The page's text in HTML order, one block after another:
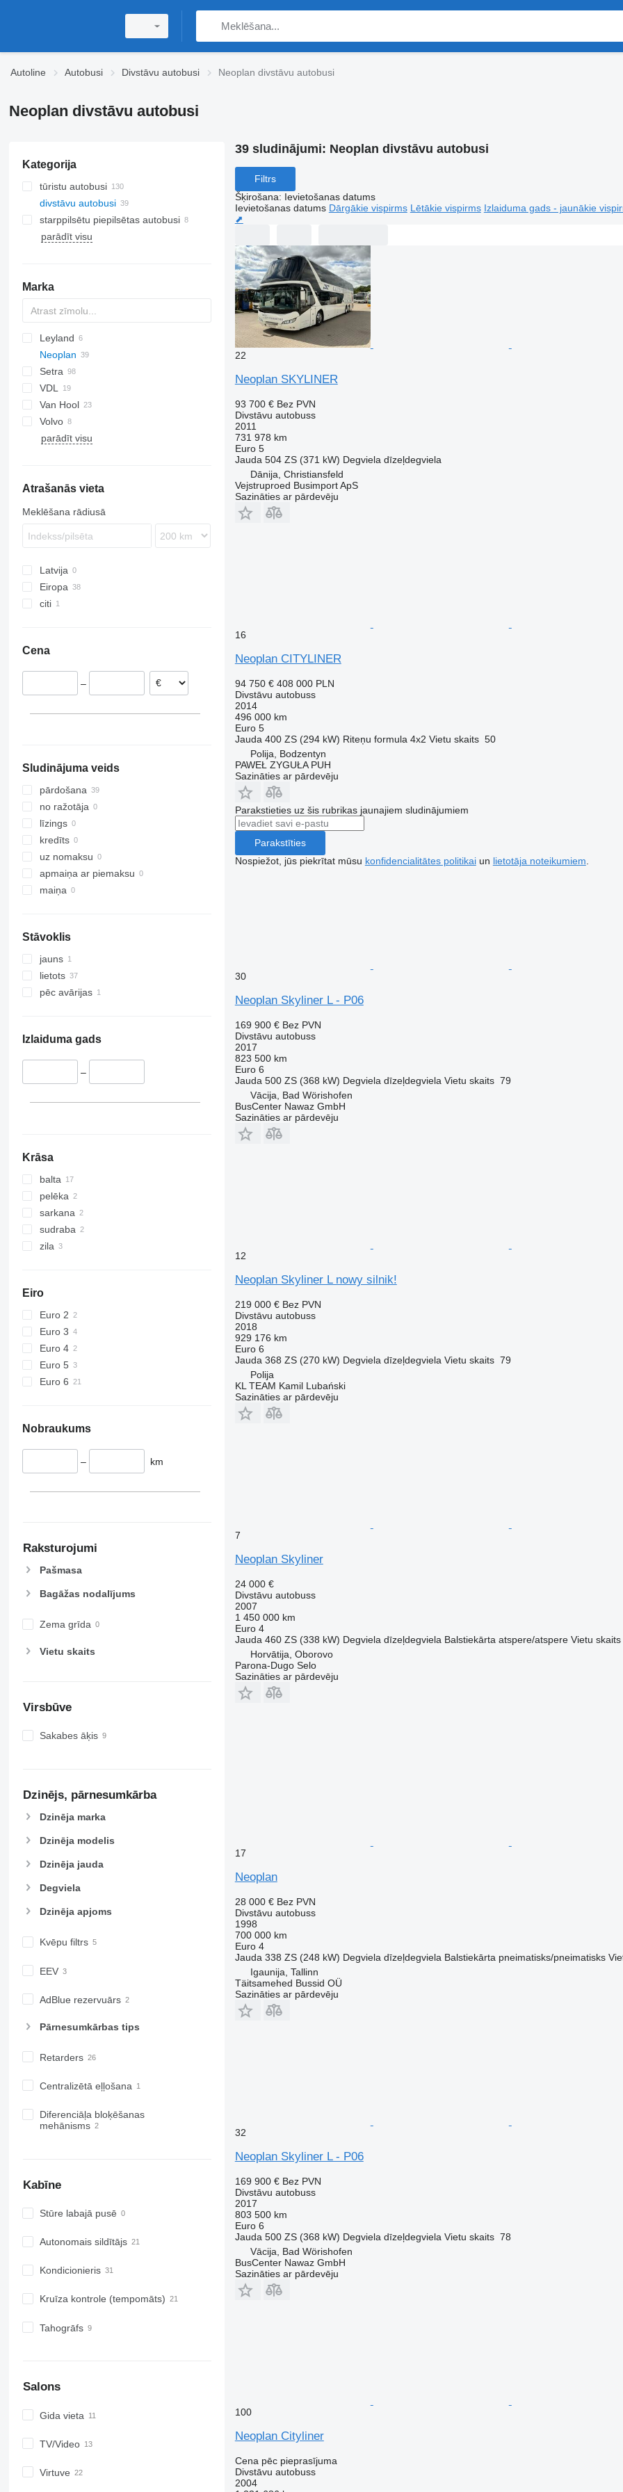
Autoline Autobusi Divstāvu autobusi Neoplan divstāvu autobusi
Neoplan divstāvu autobusi
Kategorija
tūristu autobusi
divstāvu autobusi
starppilsētu piepilsētas autobusi
parādīt visu
Marka
KLQ
Leyland
A-series
Neoplan
Cityliner
Megaliner
Skyliner
Skyliner L
Skyliner P
Setra
S-series
TopClass
Axial
VDL
Futura
Van Hool
Astromega
T-series
Volvo
B-series
ZK
parādīt visu
Atrašanās vieta
Meklēšana rādiusā
Latvija
Eiropa
Beļģija
Somija
citi
Cena
–
Sludinājuma veids
pārdošana
no ražotāja
līzings
kredīts
uz nomaksu
apmaiņa ar piemaksu
maiņa
Stāvoklis
jauns
lietots
pēc avārijas
Izlaiduma gads
–
Krāsa
balta
pelēka
sarkana
sudraba
zila
Eiro
Euro 2
Euro 3
Euro 4
Euro 5
Euro 6
Nobraukums
– km
Raksturojumi
Pašmasa
Bagāžas nodalījums
Zema grīda
Vietu skaits
Virsbūve
Sakabes āķis
Dzinējs, pārnesumkārba
Dzinēja marka
Dzinēja modelis
Dzinēja jauda
Degviela
Dzinēja apjoms
Kvēpu filtrs
EEV
AdBlue rezervuārs
Pārnesumkārbas tips
Retarders
Centralizētā eļļošana
Diferenciāļa bloķēšanas
mehānisms
Kabīne
Stūre labajā pusē
Autonomais sildītājs
Kondicionieris
Kruīza kontrole (tempomāts)
Tahogrāfs
Salons
Gida vieta
TV/Video
Virtuve
39 sludinājumi: Neoplan divstāvu autobusi
Filtrs
Šķirošana: Ievietošanas datums
Ievietošanas datums Dārgākie vispirms Lētākie vispirms Izlaiduma gads - jaunākie
⬈
22
Neoplan SKYLINER
93 700 € Bez PVN
Divstāvu autobuss
2011
731 978 km
Euro 5
Jauda 504 ZS (371 kW) Degviela dīzeļdegviela
Dānija, Christiansfeld
Vejstruproed Busimport ApS
Sazināties ar pārdevēju
16
Neoplan CITYLINER
94 750 € 408 000 PLN
Divstāvu autobuss
2014
496 000 km
Euro 5
Jauda 400 ZS (294 kW) Riteņu formula 4x2 Vietu skaits 50
Polija, Bodzentyn
PAWEŁ ZYGUŁA PUH
Sazināties ar pārdevēju
Parakstieties uz šis rubrikas jaunajiem sludinājumiem
Parakstīties
Nospiežot, jūs piekrītat mūsu konfidencialitātes politikaiun lietotāja noteikumiem
30
Neoplan Skyliner L - P06
169 900 € Bez PVN
Divstāvu autobuss
2017
823 500 km
Euro 6
Jauda 500 ZS (368 kW) Degviela dīzeļdegviela Vietu skaits 79
Vācija, Bad Wörishofen
BusCenter Nawaz GmbH
Sazināties ar pārdevēju
12
Neoplan Skyliner L nowy silnik!
219 000 € Bez PVN
Divstāvu autobuss
2018
929 176 km
Euro 6
Jauda 368 ZS (270 kW) Degviela dīzeļdegviela Vietu skaits 79
Polija
KL TEAM Kamil Lubański
Sazināties ar pārdevēju
7
Neoplan Skyliner
24 000 €
Divstāvu autobuss
2007
1 450 000 km
Euro 4
Jauda 460 ZS (338 kW) Degviela dīzeļdegviela Balstiekārta atspere/atspere Vietu skaits
Horvātija, Oborovo
Parona-Dugo Selo
Sazināties ar pārdevēju
17
Neoplan
28 000 € Bez PVN
Divstāvu autobuss
1998
700 000 km
Euro 4
Jauda 338 ZS (248 kW) Degviela dīzeļdegviela Balstiekārta pneimatisks/pneimatisks
Igaunija, Tallinn
Täitsamehed Bussid OÜ
Sazināties ar pārdevēju
32
Neoplan Skyliner L - P06
169 900 € Bez PVN
Divstāvu autobuss
2017
803 500 km
Euro 6
Jauda 500 ZS (368 kW) Degviela dīzeļdegviela Vietu skaits 78
Vācija, Bad Wörishofen
BusCenter Nawaz GmbH
Sazināties ar pārdevēju
100
Neoplan Cityliner
Cena pēc pieprasījuma
Divstāvu autobuss
2004